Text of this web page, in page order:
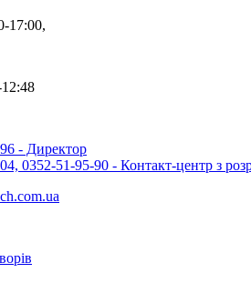
17:00,
- Директор
0352-51-95-90 - Контакт-центр з